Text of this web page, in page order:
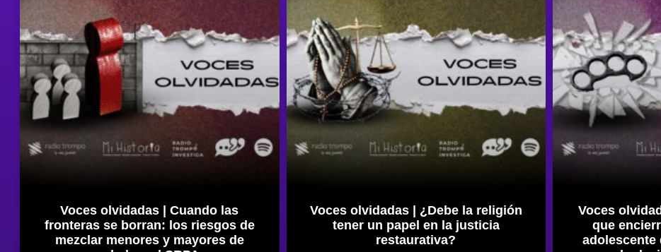
Voces olvidadas | Cuando las
fronteras se borran: los riesgos de
mezclar menores y mayores de
Voces olvidadas | ¿Debe la religión
tener un papel en la justicia
restaurativa?
Voces
que
adolescente